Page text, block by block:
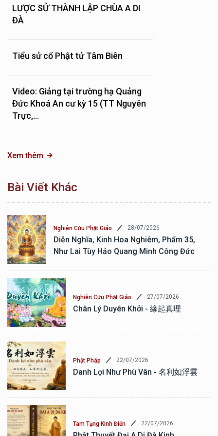
LƯỢC SỬ THÀNH LẬP CHÙA A DI
ĐÀ
Tiểu sử cố Phật tử Tâm Biên
Video: Giảng tại trường hạ Quảng
Đức Khoá An cư kỳ 15 (TT Nguyên
Trực,...
Xem thêm
Bài Viết Khác
Nghiên Cứu Phật Giáo 28/07/2026
Diễn Nghĩa, Kinh Hoa Nghiêm, Phẩm 35,
Như Lai Tùy Hảo Quang Minh Công Đức
Nghiên Cứu Phật Giáo 27/07/2026
Chân Lý Duyên Khởi - 緣起真理
Phật Pháp 22/07/2026
Danh Lợi Như Phù Vân - 名利如浮雲
Tam Tạng Kinh Điển 22/07/2026